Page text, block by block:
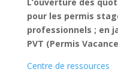
pour les permis
professionnels ; en
PVT (Permis
Centre de ressources